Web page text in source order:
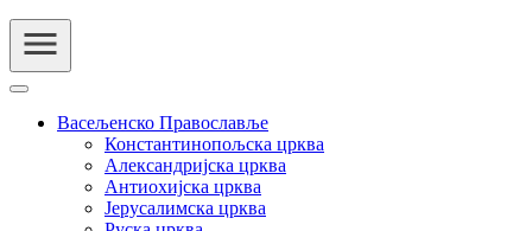
Васељенско Православље
Константинопољска црква
Александријска црква
Антиохијска црква
Јерусалимска црква